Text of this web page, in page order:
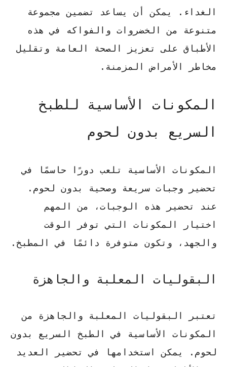
الغداء. يمكن أن يساعد تضمين مجموعة
متنوعة من الخضروات والفواكه في هذه
الأطباق على تعزيز الصحة العامة وتقليل
مخاطر الأمراض المزمنة.
المكونات الأساسية للطبخ
السريع بدون لحوم
المكونات الأساسية تلعب دورًا حاسمًا في
تحضير وجبات سريعة وصحية بدون لحوم.
عند تحضير هذه الوجبات، من المهم
اختيار المكونات التي توفر الوقت
والجهد، وتكون متوفرة دائمًا في المطبخ.
البقوليات المعلبة والجاهزة
تعتبر البقوليات المعلبة والجاهزة من
المكونات الأساسية في الطبخ السريع بدون
لحوم. يمكن استخدامها في تحضير العديد